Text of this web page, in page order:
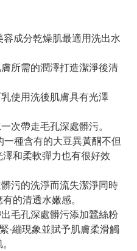
成分乾燥肌最適用洗出水
所需的潤澤打造潔淨後清
使用洗後肌膚具有光澤
次帶走毛孔深處髒污。
種含有的大豆異黃酮不但
和柔軟彈力也有很好效
污的洗淨而流失潔淨同時
的清透水嫩感。
毛孔深處髒污添加蠶絲粉
-繃現象並賦予肌膚柔滑觸